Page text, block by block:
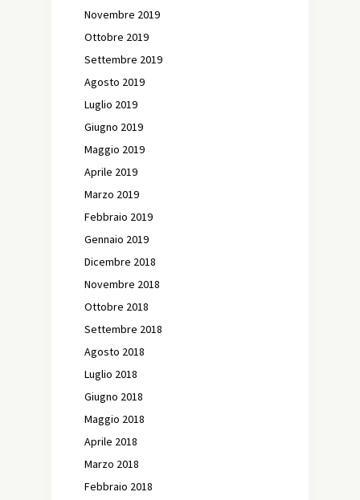
Novembre 2019
Ottobre 2019
Settembre 2019
Agosto 2019
Luglio 2019
Giugno 2019
Maggio 2019
Aprile 2019
Marzo 2019
Febbraio 2019
Gennaio 2019
Dicembre 2018
Novembre 2018
Ottobre 2018
Settembre 2018
Agosto 2018
Luglio 2018
Giugno 2018
Maggio 2018
Aprile 2018
Marzo 2018
Febbraio 2018